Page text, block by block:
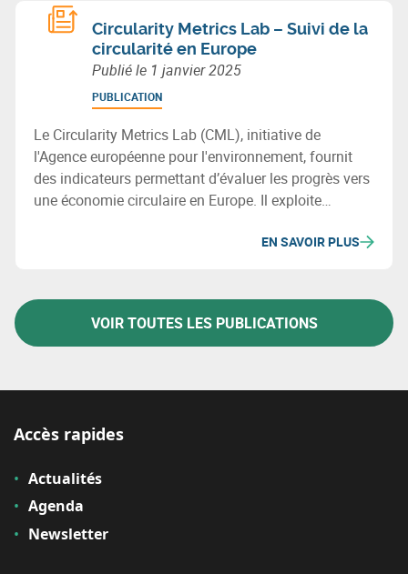
Circularity Metrics Lab – Suivi de la
circularité en Europe
Publié le 1 janvier 2025
PUBLICATION
Le Circularity Metrics Lab (CML), initiative de
l'Agence européenne pour l'environnement, fournit
des indicateurs permettant d’évaluer les progrès vers
une économie circulaire en Europe. Il exploite
en quatre catégories : cadre habilitant, entreprises,
EN SAVOIR PLUS
VOIR TOUTES LES PUBLICATIONS
Accès rapides
Actualités
Agenda
Newsletter